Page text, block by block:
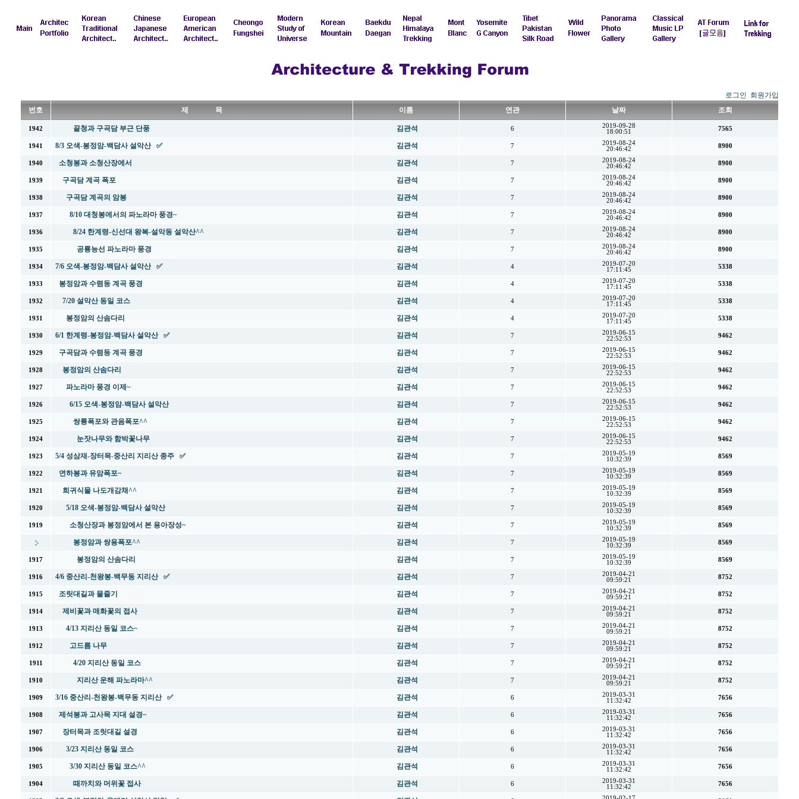
로그인 회원가입
번호
제 목 이름 연관 날짜 조회
1942 끝청과 구곡담 부근 단풍 김관석 6
2019-09-28
18:00:51
7565
1941 8/3 오색-봉정암-백담사 설악산 ✅ 김관석 7
2019-08-24
20:46:42
8900
1940 소청봉과 소청산장에서 김관석 7
2019-08-24
20:46:42
8900
1939 구곡담 계곡 폭포 김관석 7
2019-08-24
20:46:42
8900
1938 구곡담 계곡의 암봉 김관석 7
2019-08-24
20:46:42
8900
1937 8/10 대청봉에서의 파노라마 풍경~ 김관석 7
2019-08-24
20:46:42
8900
1936 8/24 한계령-신선대 왕복-설악동 설악산^^ 김관석 7
2019-08-24
20:46:42
8900
1935 공룡능선 파노라마 풍경 김관석 7
2019-08-24
20:46:42
8900
1934 7/6 오색-봉정암-백담사 설악산 ✅ 김관석 4
2019-07-20
17:11:45
5338
1933 봉정암과 수렴동 계곡 풍경 김관석 4
2019-07-20
17:11:45
5338
1932 7/20 설악산 동일 코스 김관석 4
2019-07-20
17:11:45
5338
1931 봉정암의 산솜다리 김관석 4
2019-07-20
17:11:45
5338
1930 6/1 한계령-봉정암-백담사 설악산 ✅ 김관석 7
2019-06-15
22:52:53
9462
1929 구곡담과 수렴동 계곡 풍경 김관석 7
2019-06-15
22:52:53
9462
1928 봉정암의 산솜다리 김관석 7
2019-06-15
22:52:53
9462
1927 파노라마 풍경 이제~ 김관석 7
2019-06-15
22:52:53
9462
1926 6/15 오색-봉정암-백담사 설악산 김관석 7
2019-06-15
22:52:53
9462
1925 쌍룡폭포와 관음폭포^^ 김관석 7
2019-06-15
22:52:53
9462
1924 눈잣나무와 함박꽃나무 김관석 7
2019-06-15
22:52:53
9462
1923 5/4 성삼재-장터목-중산리 지리산 종주 ✅ 김관석 7
2019-05-19
10:32:39
8569
1922 연하봉과 유암폭포~ 김관석 7
2019-05-19
10:32:39
8569
1921 희귀식물 나도개감채^^ 김관석 7
2019-05-19
10:32:39
8569
1920 5/18 오색-봉정암-백담사 설악산 김관석 7
2019-05-19
10:32:39
8569
1919 소청산장과 봉정암에서 본 용아장성~ 김관석 7
2019-05-19
10:32:39
8569
봉정암과 쌍용폭포^^ 김관석 7
2019-05-19
10:32:39
8569
1917 봉정암의 산솜다리 김관석 7
2019-05-19
10:32:39
8569
1916 4/6 중산리-천왕봉-백무동 지리산 ✅ 김관석 7
2019-04-21
09:59:21
8752
1915 조릿대길과 물줄기 김관석 7
2019-04-21
09:59:21
8752
1914 제비꽃과 매화꽃의 접사 김관석 7
2019-04-21
09:59:21
8752
1913 4/13 지리산 동일 코스~ 김관석 7
2019-04-21
09:59:21
8752
1912 고드름 나무 김관석 7
2019-04-21
09:59:21
8752
1911 4/20 지리산 동일 코스 김관석 7
2019-04-21
09:59:21
8752
1910 지리산 운해 파노라마^^ 김관석 7
2019-04-21
09:59:21
8752
1909 3/16 중산리-천왕봉-백무동 지리산 ✅ 김관석 6
2019-03-31
11:32:42
7656
1908 제석봉과 고사목 지대 설경~ 김관석 6
2019-03-31
11:32:42
7656
1907 장터목과 조릿대길 설경 김관석 6
2019-03-31
11:32:42
7656
1906 3/23 지리산 동일 코스 김관석 6
2019-03-31
11:32:42
7656
1905 3/30 지리산 동일 코스^^ 김관석 6
2019-03-31
11:32:42
7656
1904 때까치와 머위꽃 접사 김관석 6
2019-03-31
11:32:42
7656